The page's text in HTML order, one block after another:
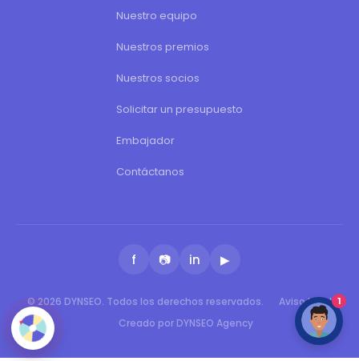
Nuestro equipo
Nuestros premios
Nuestros socios
Solicitar un presupuesto
Embajador
Contáctanos
f 📷 in ▶
© 2026 DYNSEO. Todos los derechos reservados.
Aviso legal
Creado por DYNSEO Agency
1